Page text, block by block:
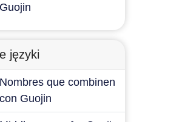
Guojin
języki
Nombres que combinen
con Guojin